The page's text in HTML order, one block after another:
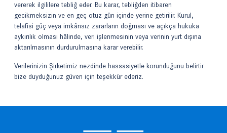
vererek ilgililere tebliğ eder. Bu karar, tebliğden itibaren
gecikmeksizin ve en geç otuz gün içinde yerine getirilir. Kurul,
telafisi güç veya imkânsız zararların doğması ve açıkça hukuka
aykırılık olması hâlinde, veri işlenmesinin veya verinin yurt dışına
aktarılmasının durdurulmasına karar verebilir.
Verilerinizin Şirketimiz nezdinde hassasiyetle korunduğunu belirtir
bize duyduğunuz güven için teşekkür ederiz.